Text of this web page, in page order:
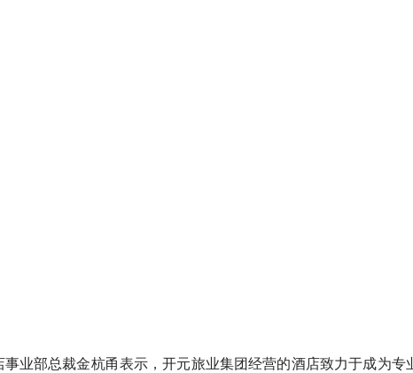
业部总裁金杭甬表示，开元旅业集团经营的酒店致力于成为